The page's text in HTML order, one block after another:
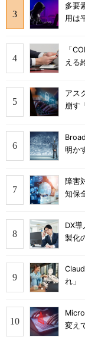
多要
用は
「
える
アス
崩す
明か
障害
知保
DX
製化
れ」
変え